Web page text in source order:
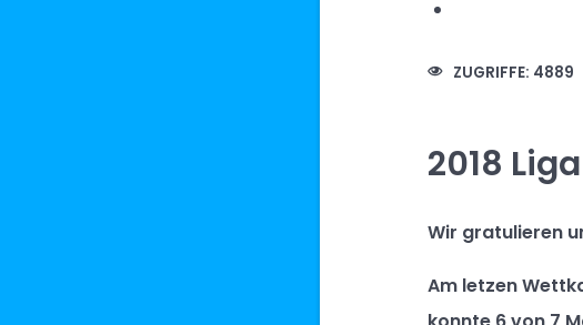
ZUGRIFFE: 4889
2018 Liga
Wir gratulieren
Am letzen